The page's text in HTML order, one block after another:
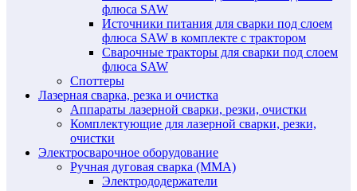
флюса SAW
Источники питания для сварки под слоем
флюса SAW в комплекте с трактором
Сварочные тракторы для сварки под слоем
флюса SAW
Споттеры
Лазерная сварка, резка и очистка
Аппараты лазерной сварки, резки, очистки
Комплектующие для лазерной сварки, резки,
очистки
Электросварочное оборудование
Ручная дуговая сварка (MMA)
Электрододержатели